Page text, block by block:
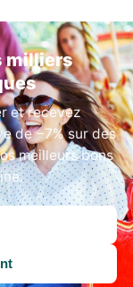
milliers
et recevez
de −7% sur des
meilleurs bons